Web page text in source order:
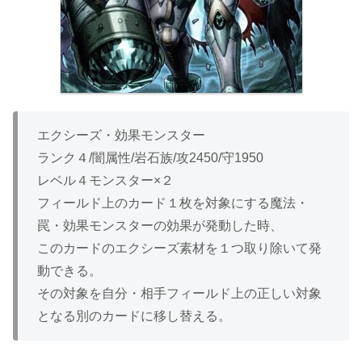
エクシーズ・効果モンスター
ランク４/闇属性/岩石族/攻2450/守1950
レベル４モンスター×２
フィールド上のカード１枚を対象にする魔法・
罠・効果モンスターの効果が発動した時、
このカードのエクシーズ素材を１つ取り除いて発
動できる。
その対象を自分・相手フィールド上の正しい対象
となる別のカードに移し替える。